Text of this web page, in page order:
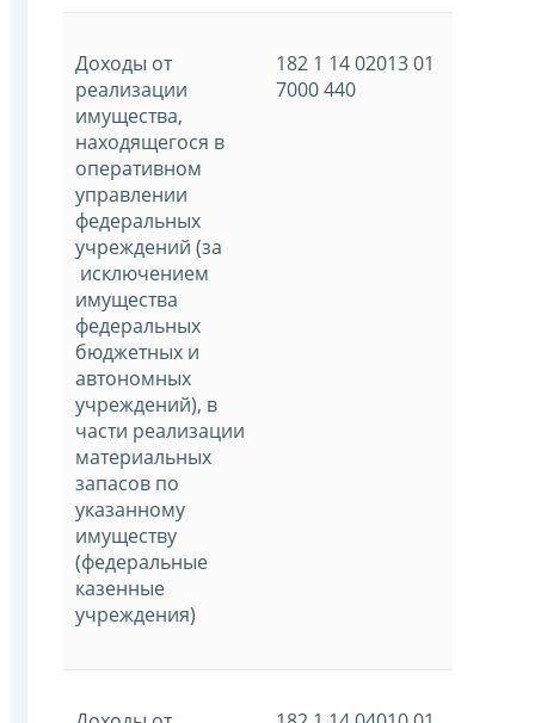
Доходы от
реализации
имущества,
находящегося в
оперативном
управлении
федеральных
учреждений (за
исключением
имущества
федеральных
бюджетных и
автономных
учреждений), в
части реализации
материальных
запасов по
указанному
имуществу
(федеральные
казенные
учреждения)
182 1 14 02013 01
7000 440